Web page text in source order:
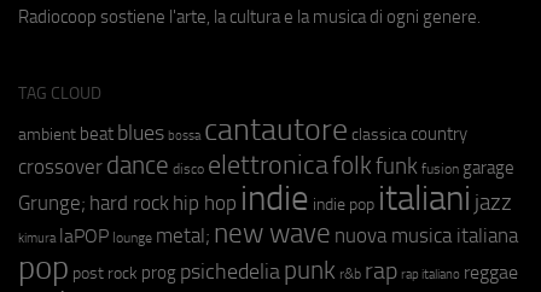
Radiocoop sostiene l'arte, la cultura e la musica di ogni genere.
TAG CLOUD
ambient beat blues bossa cantautore classica country
crossover dance disco elettronicafolkfunk fusion garage
Grunge; hard rock hip hop indie indie pop italiani jazz
kimura laPOP lounge metal; new wave nuova musica italiana
pop post rock prog psichedeliapunk r&b rap rap italiano reggae